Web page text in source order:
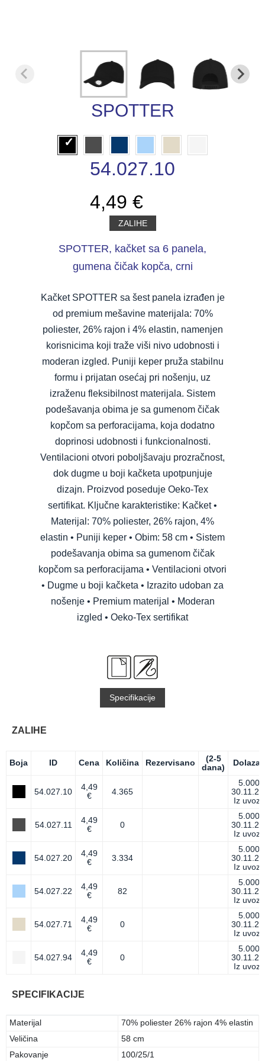
SPOTTER
54.027.10
4,49 €
ZALIHE
SPOTTER, kačket sa 6 panela,
gumena čičak kopča, crni
Kačket SPOTTER sa šest panela izrađen je
od premium mešavine materijala: 70%
poliester, 26% rajon i 4% elastin, namenjen
korisnicima koji traže viši nivo udobnosti i
moderan izgled. Puniji keper pruža stabilnu
formu i prijatan osećaj pri nošenju, uz
izraženu fleksibilnost materijala. Sistem
podešavanja obima je sa gumenom čičak
kopčom sa perforacijama, koja dodatno
doprinosi udobnosti i funkcionalnosti.
Ventilacioni otvori poboljšavaju prozračnost,
dok dugme u boji kačketa upotpunjuje
dizajn. Proizvod poseduje Oeko-Tex
sertifikat. Ključne karakteristike: Kačket •
Materijal: 70% poliester, 26% rajon, 4%
elastin • Puniji keper • Obim: 58 cm • Sistem
podešavanja obima sa gumenom čičak
kopčom sa perforacijama • Ventilacioni otvori
• Dugme u boji kačketa • Izrazito udoban za
nošenje • Premium materijal • Moderan
izgled • Oeko-Tex sertifikat
Specifikacije
ZALIHE
Boja ID Cena Količina Rezervisano
(2-5
dana)
Dolazak
54.027.10
4,49
€
4.365
5.000
Iz uvoza
54.027.11
4,49
€
0
5.000
Iz uvoza
54.027.20
4,49
€
3.334
5.000
Iz uvoza
54.027.22
4,49
€
82
5.000
Iz uvoza
54.027.71
4,49
€
0
5.000
Iz uvoza
54.027.94
4,49
€
0
5.000
Iz uvoza
SPECIFIKACIJE
Materijal
70% poliester 26% rajon 4% elastin
Veličina
58 cm
Pakovanje
100/25/1